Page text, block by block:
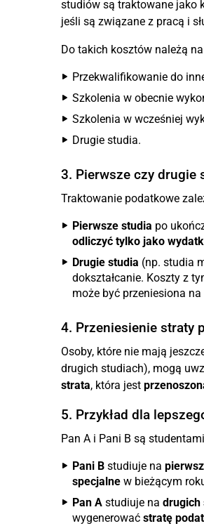
studiów są traktowane jako
jeśli są związane z pracą i
Do takich kosztów należą na
Przekwalifikowanie do
Szkolenia w obecnie
Szkolenia w wcześniej
Drugie studia.
3. Pierwsze czy drugie
Traktowanie podatkowe
Pierwsze studia po
odliczyć tylko jako
Drugie studia (np. studia
dokształcanie. Koszty z
może być przeniesiona
4. Przeniesienie straty
Osoby, które nie mają
drugich studiach), mogą
strata, która jest
5. Przykład dla
Pan A i Pani B są
Pani B studiuje na
specjalne w bieżącym
Pan A studiuje na drugich
wygenerować stratę